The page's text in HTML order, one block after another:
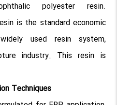
polyester resin.
is the standard economic
used resin system,
industry. This resin is
Techniques